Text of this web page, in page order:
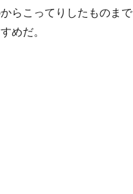
らこってりしたものまで
めだ。